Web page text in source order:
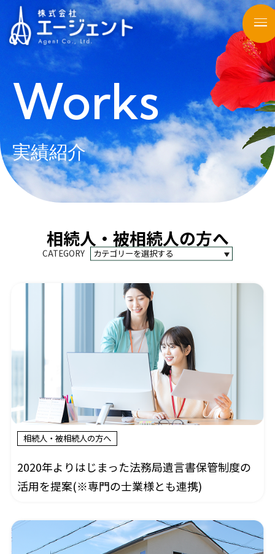
Works
実績紹介
相続人・被相続人の方へ
CATEGORY
相続人・被相続人の方へ
2020年よりはじまった法務局遺言書保管制度の
活用を提案(※専門の士業様とも連携)